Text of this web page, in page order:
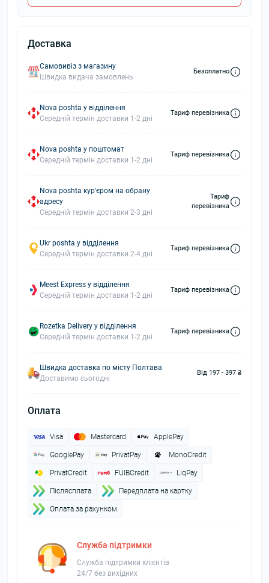
Доставка
Самовивіз з магазину
Швидка видача замовлень
Безоплатно
Nova poshta у відділення
Середній термін доставки 1-2 дні
Тариф перевізника
Nova poshta у поштомат
Середній термін доставки 1-2 дні
Тариф перевізника
Nova poshta кур'єром на обрану
адресу
Середній термін доставки 2-3 дні
Тариф
перевізника
Ukr poshta у відділення
Середній термін доставки 2-4 дні
Тариф перевізника
Meest Express у відділення
Середній термін доставки 1-2 дні
Тариф перевізника
Rozetka Delivery у відділення
Середній термін доставки 1-2 дні
Тариф перевізника
Швидка доставка по місту Полтава
Доставимо сьогодні
Від 197 - 397 ₴
Оплата
Visa Mastercard ApplePay
GooglePay PrivatPay MonoCredit
PrivatCredit FUIBCredit LiqPay
Пiслясплата Передплата на картку
Оплата за рахунком
Служба підтримки
Служба підтримки клієнтів
24/7 без вихідних